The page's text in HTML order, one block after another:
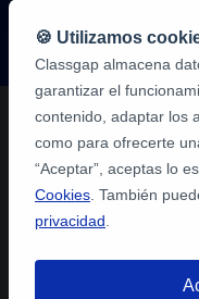
🍪 Utilizamos
Classgap almacena
garantizar el
contenido, adaptar los
como para ofrecerte
“Aceptar”, aceptas lo
Cookies . También
privacidad